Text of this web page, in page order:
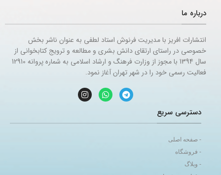
درباره ما
انتشارات افریز با مدیریت فرنوش استاد لطفی به عنوان ناشر بخش
خصوصی در راستای ارتقای دانش بشری و مطالعه و ترویج کتابخوانی از
سال 1394 با مجوز از وزارت فرهنگ و ارشاد اسلامی به شماره پروانه 12910
فعالیت رسمی خود را در شهر تهران آغاز نمود.
دسترسی سریع
- صفحه اصلی
- فروشگاه
- وبلاگ